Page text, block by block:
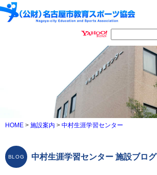
HOME > 施設案内 > 中村生涯学習センター
中村生涯学習センター 施設ブログ